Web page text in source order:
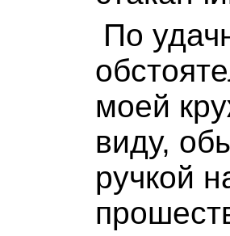
По
моей
виду,
ручкой